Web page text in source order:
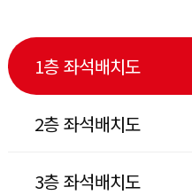
1층 좌석배치도
2층 좌석배치도
3층 좌석배치도